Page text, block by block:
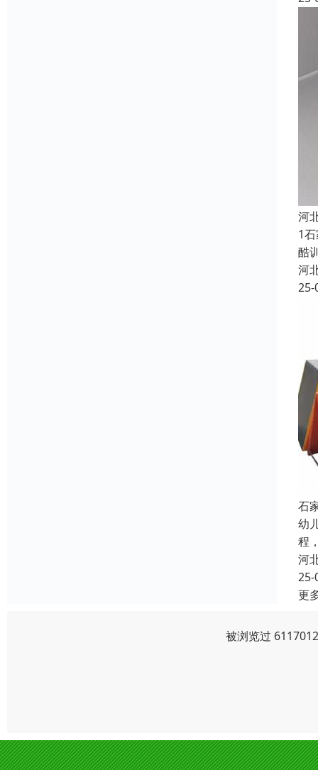
河
1
酷
河
25-
石
幼
程
河
25-
更
被浏览过